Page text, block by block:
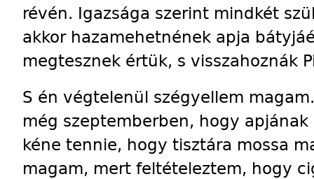
révén. Igazsága szerint mindkét
akkor hazamehetnének apja
megtesznek értük, s visszahoznák
S én végtelenül szégyellem
még szeptemberben, hogy
kéne tennie, hogy tisztára mossa
magam, mert feltételeztem, hogy